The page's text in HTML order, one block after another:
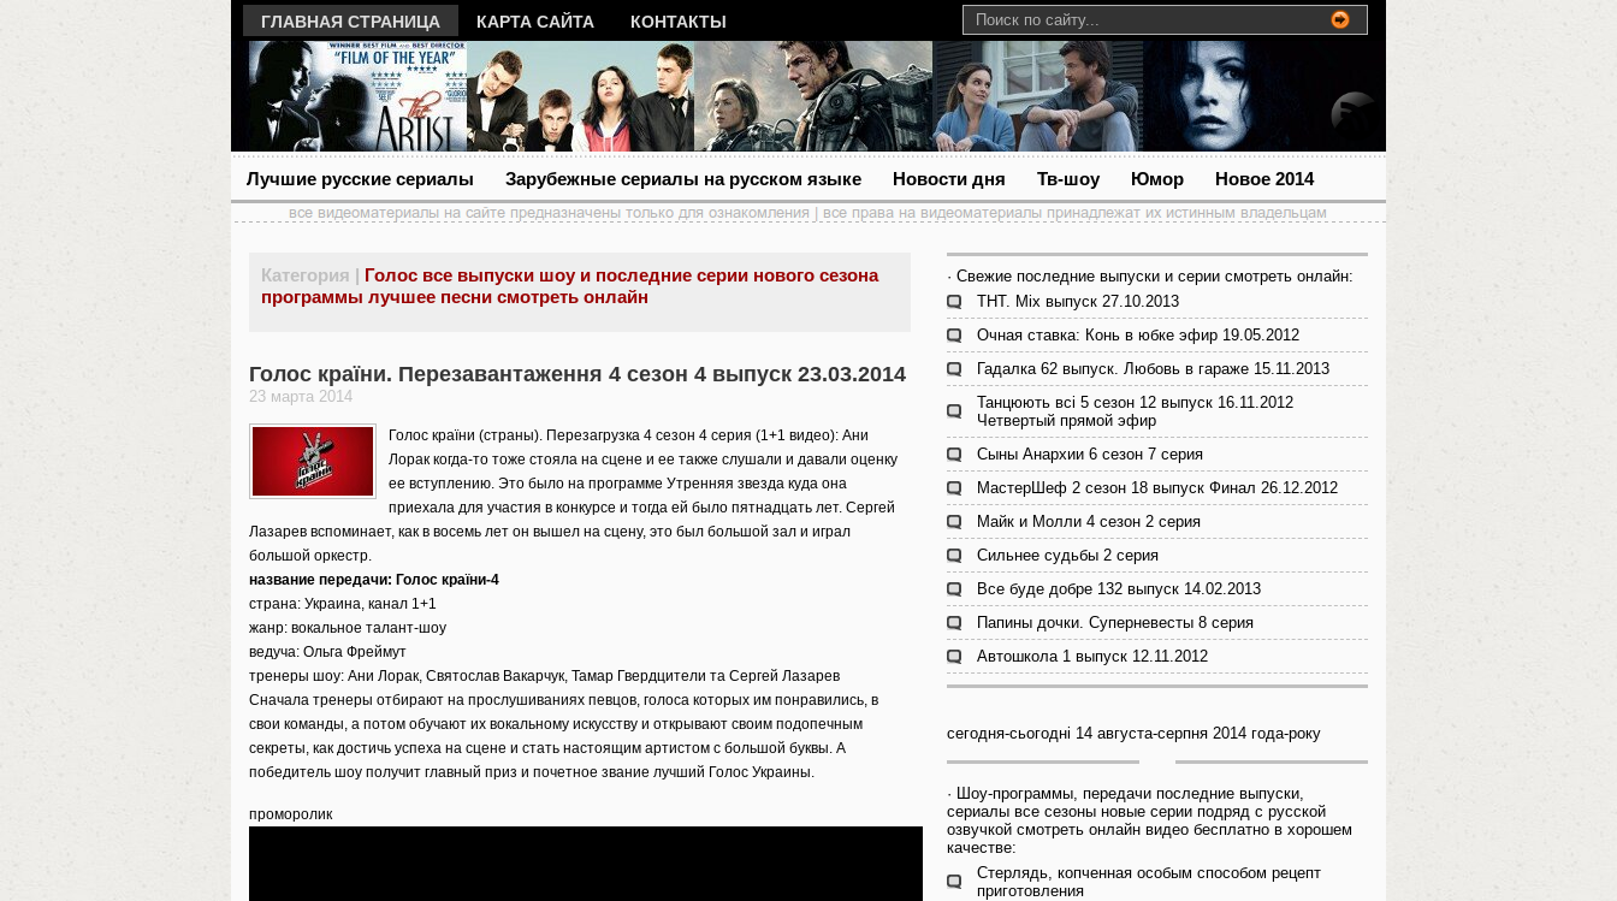
ГЛАВНАЯ СТРАНИЦА КАРТА САЙТА КОНТАКТЫ
Лучшие русские сериалы Зарубежные сериалы на русском языке Новости дня Тв-шоу Юмор Новое 2014
Категория | Голос все выпуски шоу и последние серии нового сезона
программы лучшее песни смотреть онлайн
Голос країни. Перезавантаження 4 сезон 4 выпуск 23.03.2014
23 марта 2014
Голос країни (страны). Перезагрузка 4 сезон 4 серия (1+1 видео): Ани
Лорак когда-то тоже стояла на сцене и ее также слушали и давали оценку
ее вступлению. Это было на программе Утренняя звезда куда она
приехала для участия в конкурсе и тогда ей было пятнадцать лет. Сергей
Лазарев вспоминает, как в восемь лет он вышел на сцену, это был большой зал и играл
большой оркестр.
название передачи: Голос країни-4
страна: Украина, канал 1+1
жанр: вокальное талант-шоу
ведуча: Ольга Фреймут
тренеры шоу: Ани Лорак, Святослав Вакарчук, Тамар Гвердцители та Сергей Лазарев
Сначала тренеры отбирают на прослушиваниях певцов, голоса которых им понравились, в
свои команды, а потом обучают их вокальному искусству и открывают своим подопечным
секреты, как достичь успеха на сцене и стать настоящим артистом с большой буквы. А
победитель шоу получит главный приз и почетное звание лучший Голос Украины.
проморолик
· Свежие последние выпуски и серии смотреть онлайн:
ТНТ. Mix выпуск 27.10.2013
Очная ставка: Конь в юбке эфир 19.05.2012
Гадалка 62 выпуск. Любовь в гараже 15.11.2013
Танцюють всі 5 сезон 12 выпуск 16.11.2012
Четвертый прямой эфир
Сыны Анархии 6 сезон 7 серия
МастерШеф 2 сезон 18 выпуск Финал 26.12.2012
Майк и Молли 4 сезон 2 серия
Сильнее судьбы 2 серия
Все буде добре 132 выпуск 14.02.2013
Папины дочки. Суперневесты 8 серия
Автошкола 1 выпуск 12.11.2012
сегодня-сьогодні 14 августа-серпня 2014 года-року
· Шоу-программы, передачи последние выпуски,
сериалы все сезоны новые серии подряд с русской
озвучкой смотреть онлайн видео бесплатно в хорошем
качестве:
Стерлядь, копченная особым способом рецепт
приготовления